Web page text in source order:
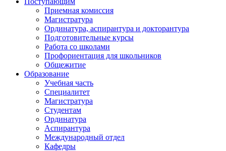
Приемная комиссия
Магистратура
Ординатура, аспирантура и докторантура
Подготовительные курсы
Работа со школами
Профориентация для школьников
Общежитие
Образование
Учебная часть
Специалитет
Магистратура
Студентам
Ординатура
Аспирантура
Международный отдел
Кафедры